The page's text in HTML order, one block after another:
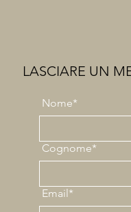
LASCIARE UN
Nome*
Cognome*
Email*